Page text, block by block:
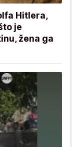
Hitlera,
je
žena ga